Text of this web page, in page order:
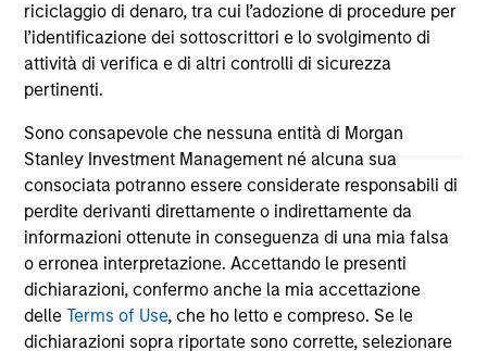
riciclaggio di denaro, tra cui l’adozione di procedure per
l’identificazione dei sottoscrittori e lo svolgimento di
attività di verifica e di altri controlli di sicurezza
pertinenti.
Sono consapevole che nessuna entità di Morgan
Stanley Investment Management né alcuna sua
consociata potranno essere considerate responsabili di
perdite derivanti direttamente o indirettamente da
informazioni ottenute in conseguenza di una mia falsa
o erronea interpretazione. Accettando le presenti
dichiarazioni, confermo anche la mia accettazione
delleTerms of Use, che ho letto e compreso. Se le
dichiarazioni sopra riportate sono corrette, selezionare
All investing involves risks, including a loss of principal.
Please refer to the strategy detail page for important
information on the strategy, including additional risk
considerations.